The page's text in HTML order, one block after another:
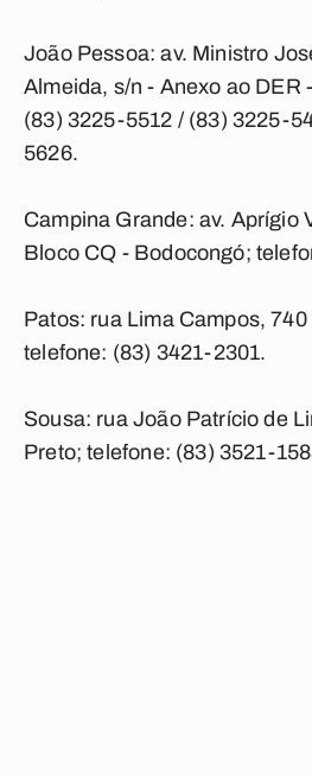
João Pessoa: av. Ministro
Almeida, s/n - Anexo ao DER
(83) 3225-5512 / (83) 3225-
5626.
Campina Grande: av. Aprígio
Bloco CQ - Bodocongó;
Patos: rua Lima Campos,
telefone: (83) 3421-2301.
Sousa: rua João Patrício de
Preto; telefone: (83) 3521-